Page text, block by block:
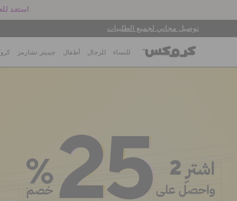
استعد
توصيل مجاني لجميع الطلبيات
للنساء للرجال أطفال جيبيتز تشارمز